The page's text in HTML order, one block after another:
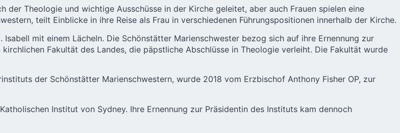
der Theologie und wichtige Ausschüsse in der Kirche geleitet, aber auch Frauen spielen eine
, teilt Einblicke in ihre Reise als Frau in verschiedenen Führungspositionen innerhalb der Kirche.
mit einem Lächeln. Die Schönstätter Marienschwester bezog sich auf ihre Ernennung zur
Fakultät des Landes, die päpstliche Abschlüsse in Theologie verleiht. Die Fakultät wurde
der Schönstätter Marienschwestern, wurde 2018 vom Erzbischof Anthony Fisher OP, zur
Institut von Sydney. Ihre Ernennung zur Präsidentin des Instituts kam dennoch